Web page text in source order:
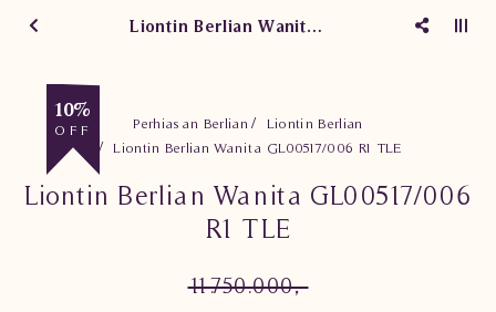
Liontin Berlian Wanita GL00517/006 R1 TLE
10%
OFF Perhiasan Berlian
Liontin Berlian
Liontin Berlian Wanita GL00517/006 R1 TLE
Liontin Berlian Wanita GL00517/006
R1 TLE
11.750.000,-